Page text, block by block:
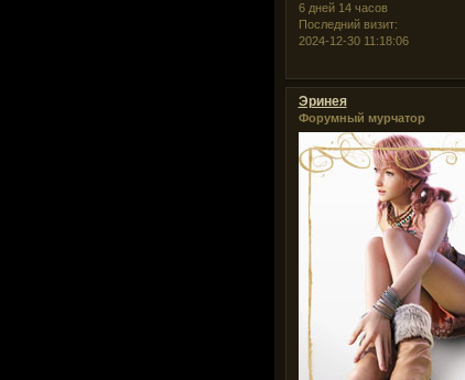
6 дней 14 часов
Последний визит:
2024-12-30 11:18:06
Эринея
Форумный мурчатор